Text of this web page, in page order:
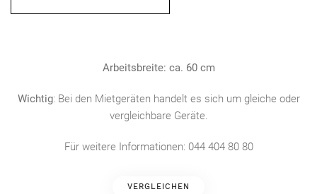
Arbeitsbreite: ca. 60 cm
Wichtig: Bei den Mietgeräten handelt es sich um gleiche oder
vergleichbare Geräte.
Für weitere Informationen: 044 404 80 80
VERGLEICHEN